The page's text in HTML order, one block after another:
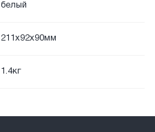
белый
211x92x90мм
1.4кг